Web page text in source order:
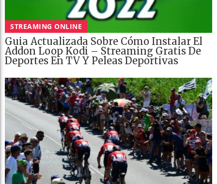
STREAMING ONLINE
Guia Actualizada Sobre Cómo Instalar El
Addon Loop Kodi – Streaming Gratis De
Deportes En TV Y Peleas Deportivas